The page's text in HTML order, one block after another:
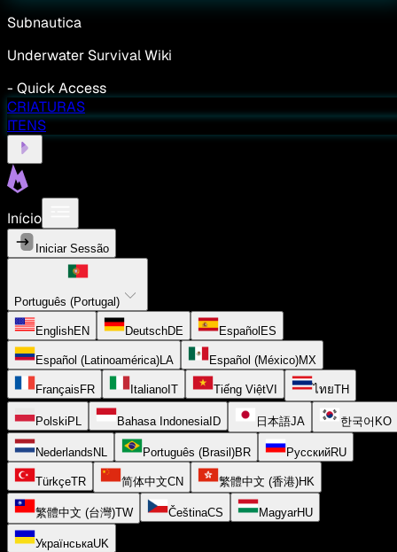
Subnautica
Underwater Survival Wiki
- Quick Access
CRIATURAS
ITENS
Início
Iniciar Sessão
Português (Portugal)
EnglishEN DeutschDE Español ES
Español (Latinoamérica) LA Español (México)MX
Français FR Italiano IT Tiếng ViệtVI ไทยTH
Polski PL Bahasa Indonesia ID 日本語JA 한국어 KO
Nederlands NL Português (Brasil)BR РусскийRU
TürkçeTR 简体中文CN 繁體中文 (香港)HK
繁體中文 (台灣)TW ČeštinaCS MagyarHU
УкраїнськаUK